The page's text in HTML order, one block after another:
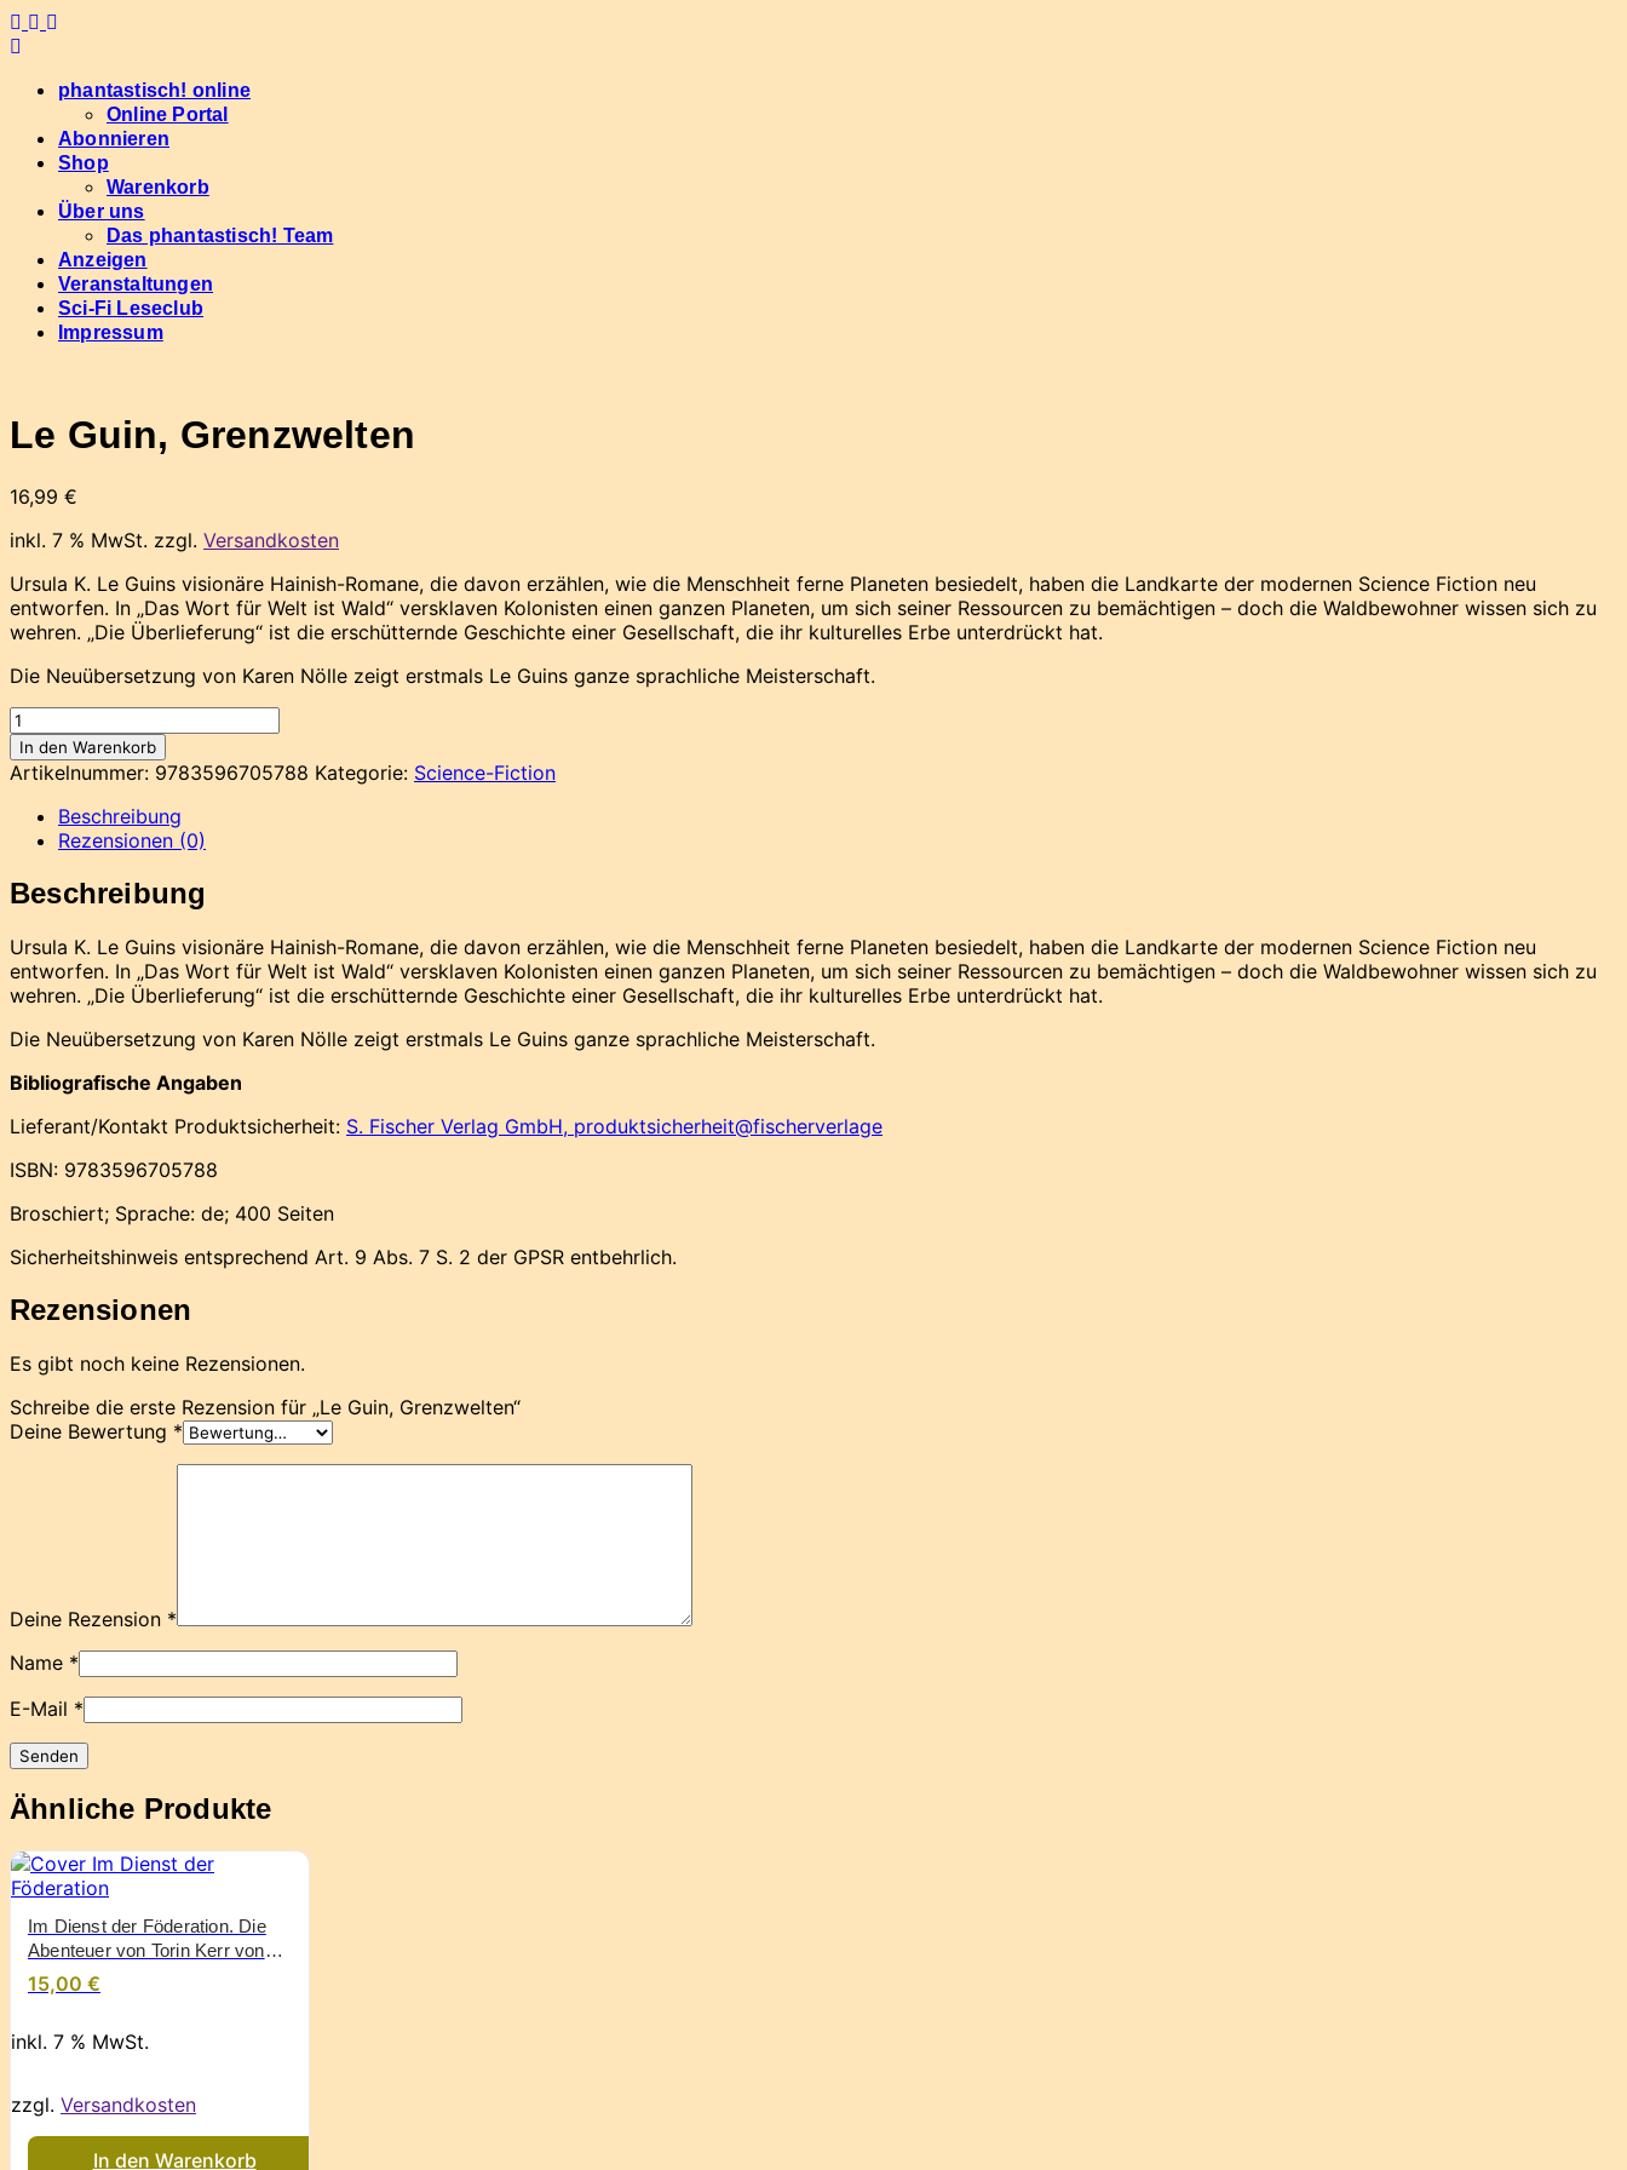
Skip
to
phantastisch! online
Online Portal
Abonnieren
Shop
Warenkorb
Über uns
Das phantastisch! Team
Anzeigen
Veranstaltungen
Sci-Fi Leseclub
Impressum
Le Guin, Grenzwelten
16,99 €
inkl. 7 % MwSt. zzgl. Versandkosten
Ursula K. Le Guins visionäre Hainish-Romane, die davon erzählen, wie die Menschheit ferne Planeten besiedelt, haben die Landkarte der modernen Science Fiction neu
entworfen. In „Das Wort für Welt ist Wald“ versklaven Kolonisten einen ganzen Planeten, um sich seiner Ressourcen zu bemächtigen – doch die Waldbewohner wissen sich zu
wehren. „Die Überlieferung“ ist die erschütternde Geschichte einer Gesellschaft, die ihr kulturelles Erbe unterdrückt hat.
Die Neuübersetzung von Karen Nölle zeigt erstmals Le Guins ganze sprachliche Meisterschaft.
Le
Guin,
Grenzwelten
In den Warenkorb
Artikelnummer: 9783596705788 Kategorie: Science-Fiction
Beschreibung
Rezensionen (0)
Beschreibung
Ursula K. Le Guins visionäre Hainish-Romane, die davon erzählen, wie die Menschheit ferne Planeten besiedelt, haben die Landkarte der modernen Science Fiction neu
entworfen. In „Das Wort für Welt ist Wald“ versklaven Kolonisten einen ganzen Planeten, um sich seiner Ressourcen zu bemächtigen – doch die Waldbewohner wissen sich zu
wehren. „Die Überlieferung“ ist die erschütternde Geschichte einer Gesellschaft, die ihr kulturelles Erbe unterdrückt hat.
Die Neuübersetzung von Karen Nölle zeigt erstmals Le Guins ganze sprachliche Meisterschaft.
Bibliografische Angaben
Lieferant/Kontakt Produktsicherheit: S. Fischer Verlag GmbH, produktsicherheit@fischerverlage
ISBN: 9783596705788
Broschiert; Sprache: de; 400 Seiten
Sicherheitshinweis entsprechend Art. 9 Abs. 7 S. 2 der GPSR entbehrlich.
Rezensionen
Es gibt noch keine Rezensionen.
Schreibe die erste Rezension für „Le Guin, Grenzwelten“
Deine Bewertung *
Deine Rezension *
Name *
E-Mail *
Ähnliche Produkte
Im Dienst der Föderation. Die
Abenteuer von Torin Kerr von
Tanya Huff
15,00 €
inkl. 7 % MwSt.
zzgl. Versandkosten
In den Warenkorb